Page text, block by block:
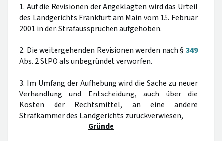
1. Auf die Revisionen der Angeklagten wird das Urteil
des Landgerichts Frankfurt am Main vom 15. Februar
2001 in den Strafaussprüchen aufgehoben.
2. Die weitergehenden Revisionen werden nach § 349
Abs. 2 StPO als unbegründet verworfen.
3. Im Umfang der Aufhebung wird die Sache zu neuer
Verhandlung und Entscheidung, auch über die
Kosten der Rechtsmittel, an eine andere
Strafkammer des Landgerichts zurückverwiesen,
Gründe